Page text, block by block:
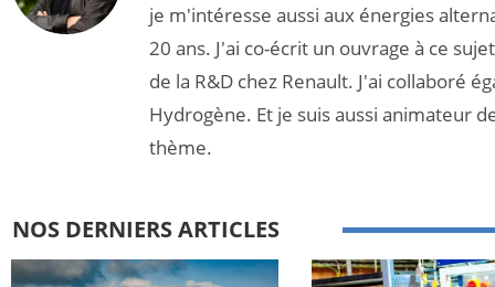
je m'intéresse aussi aux énergies
20 ans. J'ai co-écrit un ouvrage à ce
de la R&D chez Renault. J'ai collaboré
Hydrogène. Et je suis aussi animateur
thème.
NOS DERNIERS ARTICLES